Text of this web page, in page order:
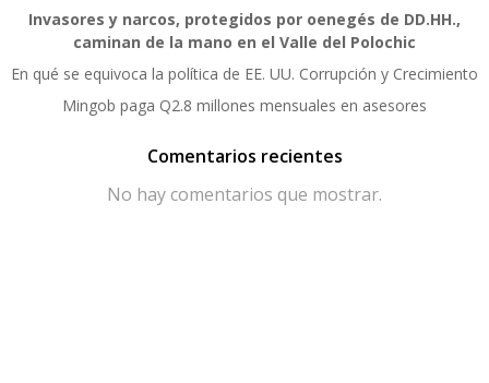
Invasores y narcos, protegidos por oenegés de DD.HH.,
caminan de la mano en el Valle del Polochic
En qué se equivoca la política de EE. UU. Corrupción y Crecimiento
Mingob paga Q2.8 millones mensuales en asesores
Comentarios recientes
No hay comentarios que mostrar.